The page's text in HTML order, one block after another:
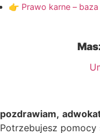
👉 Prawo karne –
pozdrawiam,
Potrzebujesz